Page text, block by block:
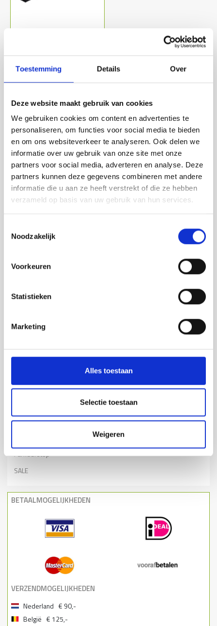
Toestemming Details Over
Deze website maakt gebruik van cookies
We gebruiken cookies om content en advertenties te
personaliseren, om functies voor social media te bieden
en om ons websiteverkeer te analyseren. Ook delen we
informatie over uw gebruik van onze site met onze
partners voor social media, adverteren en analyse. Deze
partners kunnen deze gegevens combineren met andere
informatie die u aan ze heeft verstrekt of die ze hebben
verzameld op basis van uw gebruik van hun services.
Noodzakelijk
Voorkeuren
Statistieken
Marketing
Alles toestaan
Selectie toestaan
Weigeren
Zoeken 3
Assortiment
Beschermrail B
Wielgeleiding
Verkeersdrempels
Safety road barriers
Spiegels
Parkeerstop
SALE
BETAALMOGELIJKHEDEN
VERZENDMOGELIJKHEDEN
Nederland € 90,-
België € 125,-
€ 35,00
Lees meer